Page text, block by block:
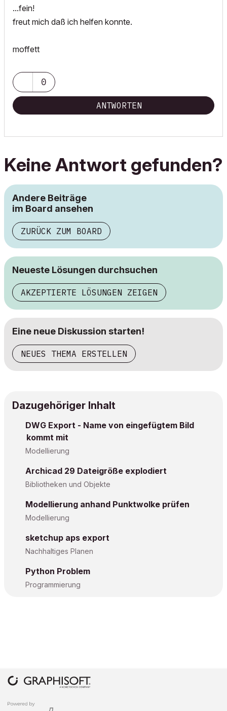
...fein!
freut mich daß ich helfen konnte.
moffett
0
ANTWORTEN
Keine Antwort gefunden?
Andere Beiträge
im Board ansehen
ZURÜCK ZUM BOARD
Neueste Lösungen durchsuchen
AKZEPTIERTE LÖSUNGEN ZEIGEN
Eine neue Diskussion starten!
NEUES THEMA ERSTELLEN
Dazugehöriger Inhalt
DWG Export - Name von eingefügtem Bild
kommt mit
Modellierung
Archicad 29 Dateigröße explodiert
Bibliotheken und Objekte
Modellierung anhand Punktwolke prüfen
Modellierung
sketchup aps export
Nachhaltiges Planen
Python Problem
Programmierung